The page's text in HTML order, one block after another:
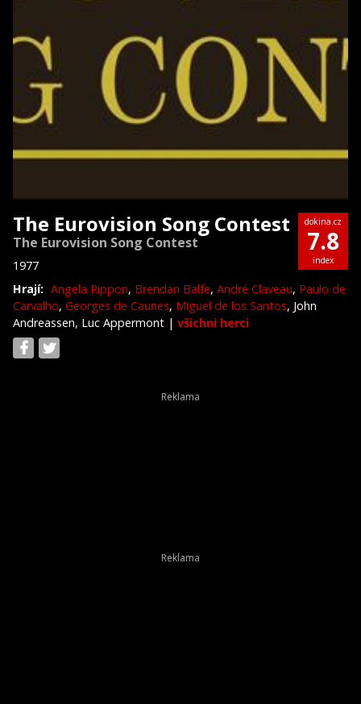
The Eurovision Song Contest
The Eurovision Song Contest
1977
dokina.cz
7.8
index
Hrají: Angela Rippon, Brendan Balfe, André Claveau, Paulo de
Carvalho, Georges de Caunes, Miguel de los Santos, John
Andreassen, Luc Appermont | všichni herci